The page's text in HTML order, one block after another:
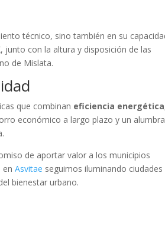
técnico, sino también en su
junto con la altura y disposición de las
de Mislata.
que combinan eficiencia
económico a largo plazo y un
de aportar valor a los municipios
enAsvitae seguimos iluminando ciudades
bienestar urbano.